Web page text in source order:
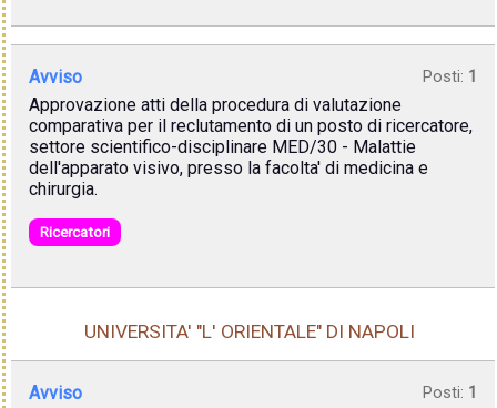
Avviso Posti: 1
Approvazione atti della procedura di valutazione
comparativa per il reclutamento di un posto di ricercatore,
settore scientifico-disciplinare MED/30 - Malattie
dell'apparato visivo, presso la facolta' di medicina e
chirurgia.
Ricercatori
UNIVERSITA' "L' ORIENTALE" DI NAPOLI
Avviso Posti: 1